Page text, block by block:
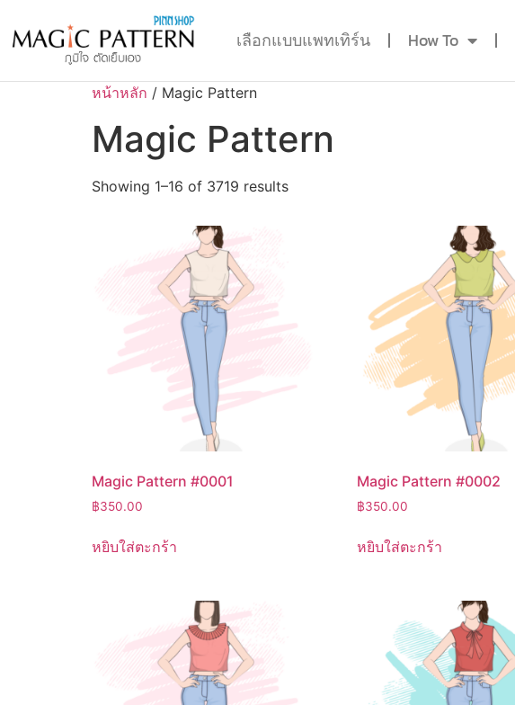
เลือกแบบแพทเทิร์น How To
หน้าหลัก / Magic Pattern
Magic Pattern
Showing 1–16 of 3719 results
Magic Pattern #0001
฿350.00
หยิบใส่ตะกร้า
Magic Pattern #0002
฿350.00
หยิบใส่ตะกร้า